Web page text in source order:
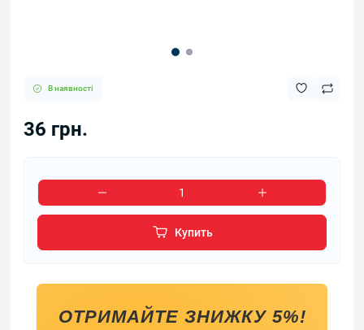
В наявності
36 грн.
Купить
ОТРИМАЙТЕ ЗНИЖКУ 5%!